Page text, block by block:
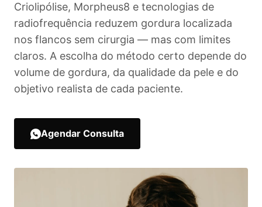
Criolipólise, Morpheus8 e tecnologias de
radiofrequência reduzem gordura localizada
nos flancos sem cirurgia — mas com limites
claros. A escolha do método certo depende do
volume de gordura, da qualidade da pele e do
objetivo realista de cada paciente.
Agendar Consulta